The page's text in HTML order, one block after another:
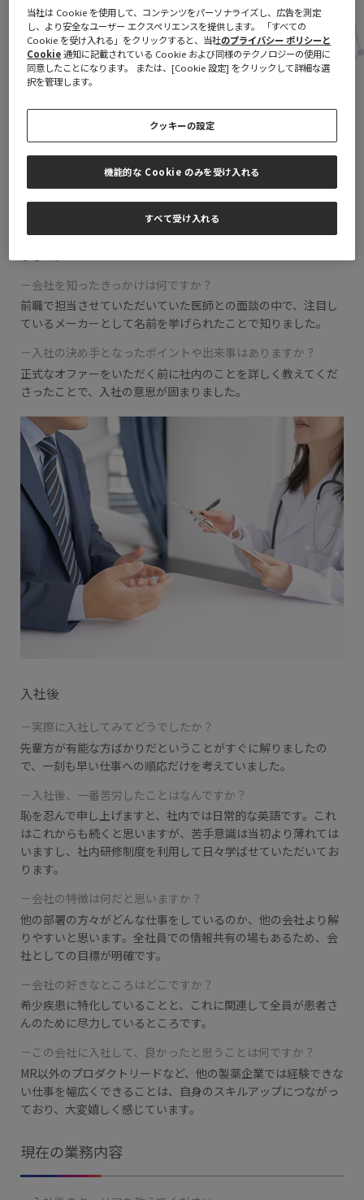
職種にとらわれず、多くの仕事にチャレンジでき
ます。
入社前
－なぜこの会社に入社したのですか？
アメリカの経済誌フォーブスに掲載されるほど有望な会社であ
り、入社の年に新製品発売が決まっており、将来的にも承認を
目指す製品パイプラインが豊富という点に魅力を感じて入社し
－会社を知ったきっかけは何ですか？
前職で担当させていただいていた医師との面談の中で、 注目し
ているメーカーとして名前を挙げられたことで知りました。
－入社の決め手となったポイントや出来事はありますか？
正式なオファーをいただく前に社内のことを詳しく教えてくだ
さったことで、 入社の意思が固まりました。
入社後
－実際に入社してみてどうでしたか？
先輩方が有能な方ばかりだということがすぐに解りましたの
で、一刻も早い仕事への順応だけを考えていました。
－入社後、一番苦労したことはなんですか？
恥を忍んで申し上げますと、社内では日常的な英語です。これ
はこれからも続くと思いますが、苦手意識は当初より薄れては
いますし、社内研修制度を利用して日々学ばせていただいてお
ります。
－会社の特徴は何だと思いますか？
他の部署の方々がどんな仕事をしているのか、他の会社より解
りやすいと思います。​ 全社員での情報共有の場もあるため、会
社としての目標が明確です。
－会社の好きなところはどこですか？
希少疾患に特化していることと、これに関連して全員が患者さ
んのために尽力しているところです。
－この会社に入社して、良かったと思うことは何ですか？
MR以外のプロダクトリードなど、他の製薬企業では経験できな
い仕事を幅広くできることは、 自身のスキルアップにつながっ
ており、大変嬉しく感じています。
現在の業務内容
当社は Cookie を使用して、コンテンツをパーソナライズし、広告を測定
し、より安全なユーザー エクスペリエンスを提供します。 「すべての
Cookie を受け入れる」をクリックすると、当社のプライバシー ポリシーと
Cookie通知に記載されている Cookie および同様のテクノロジーの使用に
同意したことになります。 または、[Cookie 設定] をクリックして詳細な選
択を管理します。
機能的な Cookie のみを受け入れる
すべて受け入れる
クッキーの設定